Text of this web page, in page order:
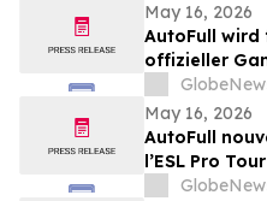
May 16, 2026
AutoFull wird
offizieller
Pro Tour
May 16, 2026
AutoFull
l’ESL Pro
gaming